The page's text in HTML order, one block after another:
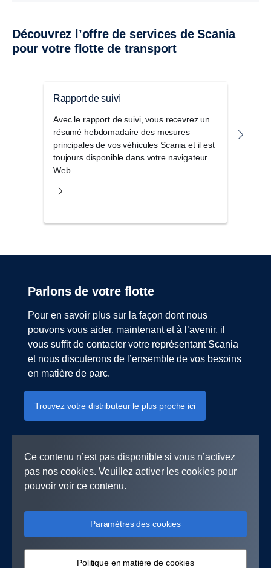
Découvrez l’offre de services de Scania
pour votre flotte de transport
Rapport de suivi
Avec le rapport de suivi, vous recevrez un
résumé hebdomadaire des mesures
principales de vos véhicules Scania et il est
toujours disponible dans votre navigateur
Web.
Parlons de votre flotte
Pour en savoir plus sur la façon dont nous
pouvons vous aider, maintenant et à l’avenir, il
vous suffit de contacter votre représentant Scania
et nous discuterons de l’ensemble de vos besoins
en matière de parc.
Trouvez votre distributeur le plus proche ici
Ce contenu n’est pas disponible si vous n’activez
pas nos cookies. Veuillez activer les cookies pour
pouvoir voir ce contenu.
Paramètres des cookies
Politique en matière de cookies